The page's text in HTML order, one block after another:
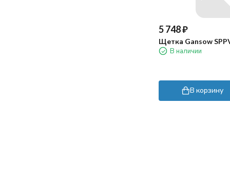
5 748₽
Щетка Gansow
В наличии
В корзину